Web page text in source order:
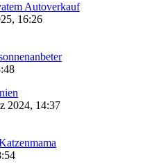
Autoverkauf
16:26
2024, 14:37